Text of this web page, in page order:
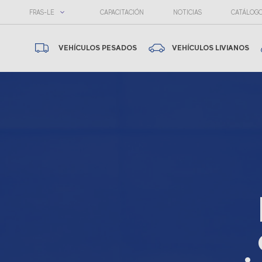
FRAS-LE CAPACITACIÓN NOTICIAS
VEHÍCULOS PESADOS VEHÍCULOS LIVIANOS